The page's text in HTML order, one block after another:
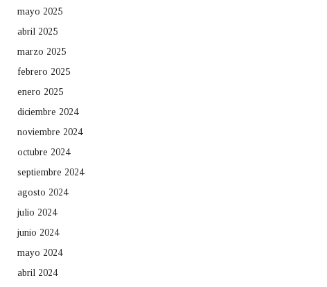
mayo 2025
abril 2025
marzo 2025
febrero 2025
enero 2025
diciembre 2024
noviembre 2024
octubre 2024
septiembre 2024
agosto 2024
julio 2024
junio 2024
mayo 2024
abril 2024